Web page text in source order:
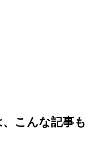
こんな記事も